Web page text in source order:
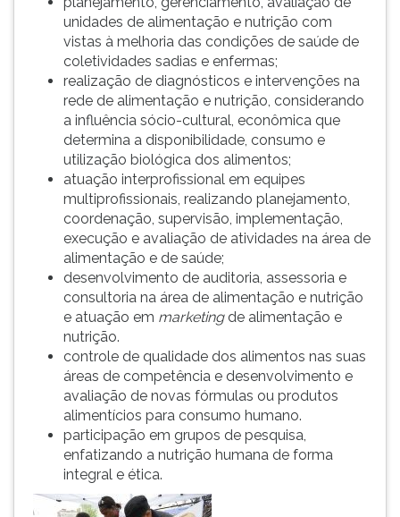
unidades de alimentação e nutrição com
vistas à melhoria das condições de saúde de
coletividades sadias e enfermas;
realização de diagnósticos e intervenções na
rede de alimentação e nutrição, considerando
a influência sócio-cultural, econômica que
determina a disponibilidade, consumo e
utilização biológica dos alimentos;
atuação interprofissional em equipes
multiprofissionais, realizando planejamento,
coordenação, supervisão, implementação,
execução e avaliação de atividades na área de
alimentação e de saúde;
desenvolvimento de auditoria, assessoria e
consultoria na área de alimentação e nutrição
e atuação em marketingde alimentação e
nutrição.
controle de qualidade dos alimentos nas suas
áreas de competência e desenvolvimento e
avaliação de novas fórmulas ou produtos
alimentícios para consumo humano.
participação em grupos de pesquisa,
enfatizando a nutrição humana de forma
integral e ética.